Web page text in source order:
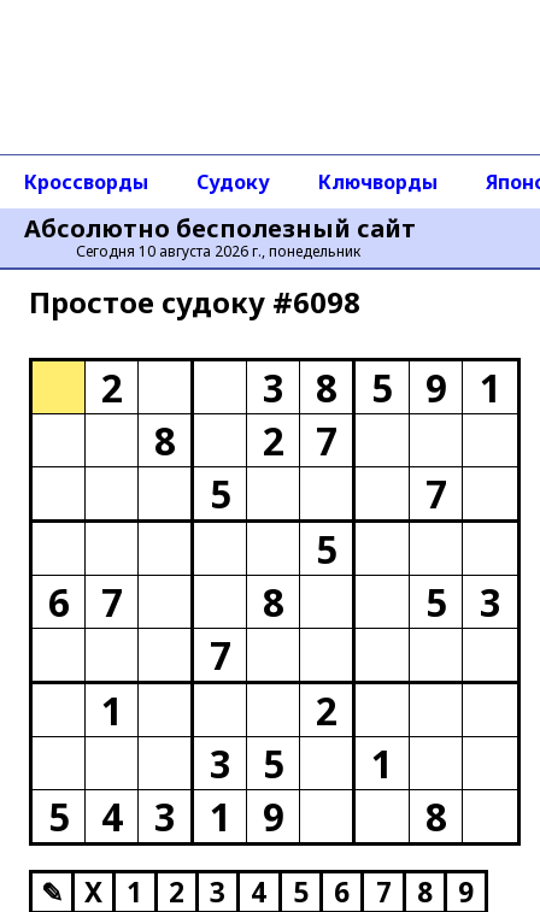
Абсолютно бесполезный сайт
Сегодня 10 августа 2026 г., понедельник
Кроссворды Судоку Ключворды
Простое cудоку #6098
2 3 8 5 9
1
8
2
7
5
7
5
6
7 8 5
3
7
1
2
3
5
1
5
4 3 1 9 8
✎ X 1 2 3 4 5 6 7 8 9